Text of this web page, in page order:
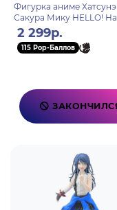
Фигурка аниме
Сакура Мику HELLO!
Miku Sakura Miku 10см
2 299р.
115 Pop-Баллов